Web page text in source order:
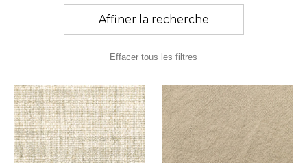
Affiner la recherche
Effacer tous les filtres